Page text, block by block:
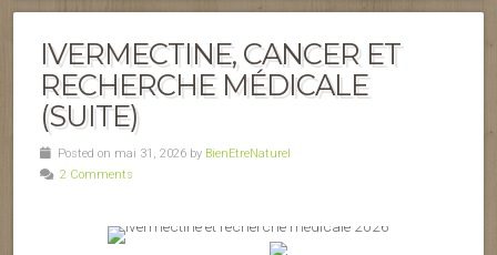
IVERMECTINE, CANCER ET
RECHERCHE MÉDICALE
(SUITE)
Posted on mai 31, 2026 by BienEtreNaturel
2 Comments